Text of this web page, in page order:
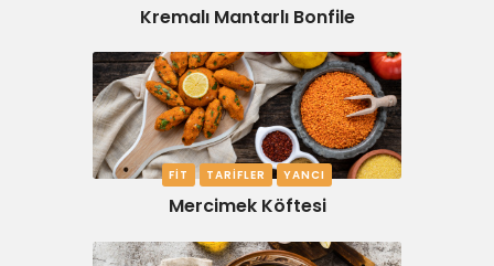
Kremalı Mantarlı Bonfile
FIT TARIFLER YANCI
Mercimek Köftesi